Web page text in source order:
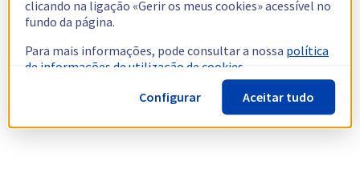
clicando na ligação «Gerir os meus cookies» acessível no
fundo da página.
Para mais informações, pode consultar a nossa política
de informações de utilização de cookies.
Configurar
Aceitar tudo